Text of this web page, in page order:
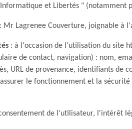
et Libertés " (notamment
: Mr Lagrenee Couverture, joignable à
: à l'occasion de l'utilisation du site
de contact, navigation) : nom,
URL de provenance, identifiants de
le fonctionnement et la
de l'utilisateur, l'intérêt